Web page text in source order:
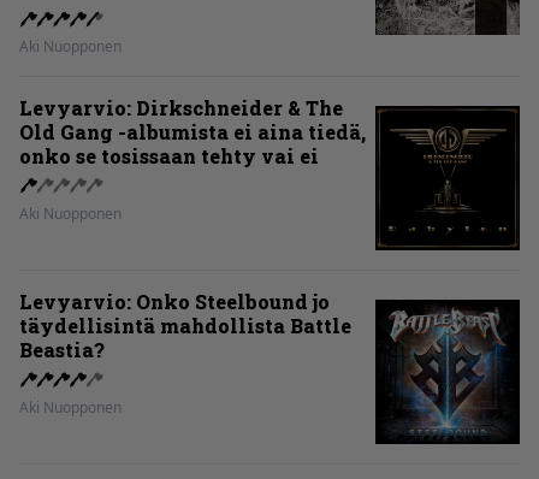
Aki Nuopponen
Levyarvio: Dirkschneider & The
Old Gang -albumista ei aina tiedä,
onko se tosissaan tehty vai ei
Aki Nuopponen
Levyarvio: Onko Steelbound jo
täydellisintä mahdollista Battle
Beastia?
Aki Nuopponen